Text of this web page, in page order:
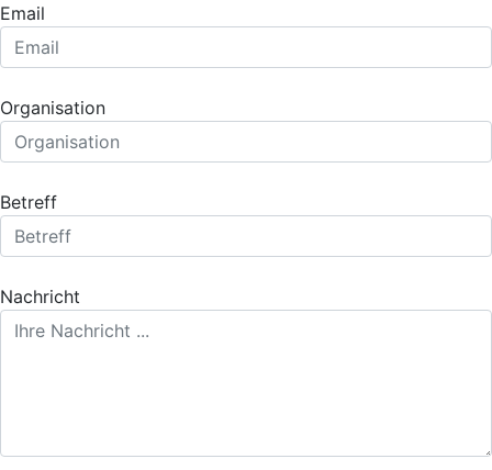
Email
Organisation
Betreff
Nachricht